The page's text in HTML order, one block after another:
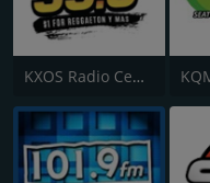
KXOS Radio Centro 93.9 FM